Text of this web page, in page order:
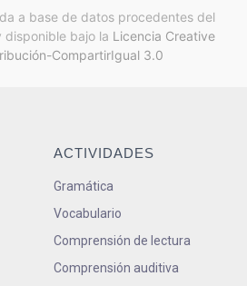
a base de datos procedentes del
disponible bajo la Licencia Creative
CompartirIgual 3.0
ACTIVIDADES
Gramática
Vocabulario
Comprensión de lectura
Comprensión auditiva